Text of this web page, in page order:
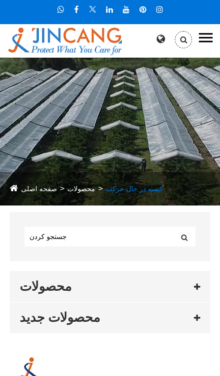
صفحه اصلی محصولات کیسه در حال حرکت
محصولات
محصولات جدید